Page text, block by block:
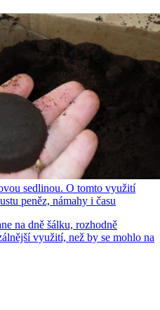
sedlinou. O tomto využití
peněz, námahy i času
na dně šálku, rozhodně
využití, než by se mohlo na